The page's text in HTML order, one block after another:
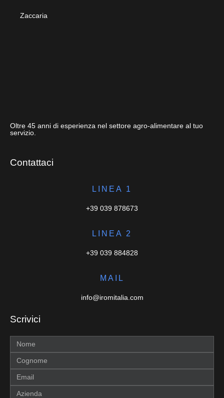
Zaccaria
Oltre 45 anni di esperienza nel settore agro-alimentare al tuo
servizio.
Contattaci
LINEA 1
+39 039 878673
LINEA 2
+39 039 884828
MAIL
info@iromitalia.com
Scrivici